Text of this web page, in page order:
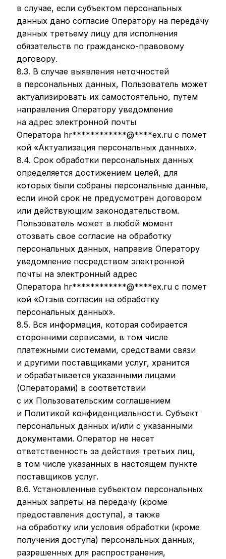
в случае, если субъектом персональных
данных дано согласие Оператору на передачу
данных третьему лицу для исполнения
обязательств по гражданско-правовому
договору.
8.3. В случае выявления неточностей
в персональных данных, Пользователь может
актуализировать их самостоятельно, путем
направления Оператору уведомление
на адрес электронной почты
Оператора hr************@****ex.ru с помет
кой «Актуализация персональных данных».
8.4. Срок обработки персональных данных
определяется достижением целей, для
которых были собраны персональные данные,
если иной срок не предусмотрен договором
или действующим законодательством.
Пользователь может в любой момент
отозвать свое согласие на обработку
персональных данных, направив Оператору
уведомление посредством электронной
почты на электронный адрес
Оператора hr************@****ex.ru с помет
кой «Отзыв согласия на обработку
персональных данных».
8.5. Вся информация, которая собирается
сторонними сервисами, в том числе
платежными системами, средствами связи
и другими поставщиками услуг, хранится
и обрабатывается указанными лицами
(Операторами) в соответствии
с их Пользовательским соглашением
и Политикой конфиденциальности. Субъект
персональных данных и/или с указанными
документами. Оператор не несет
ответственность за действия третьих лиц,
в том числе указанных в настоящем пункте
поставщиков услуг.
8.6. Установленные субъектом персональных
данных запреты на передачу (кроме
предоставления доступа), а также
на обработку или условия обработки (кроме
получения доступа) персональных данных,
разрешенных для распространения,